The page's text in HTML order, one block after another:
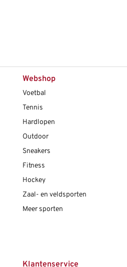
Webshop
Voetbal
Tennis
Hardlopen
Outdoor
Sneakers
Fitness
Hockey
Zaal- en veldsporten
Meer sporten
Klantenservice